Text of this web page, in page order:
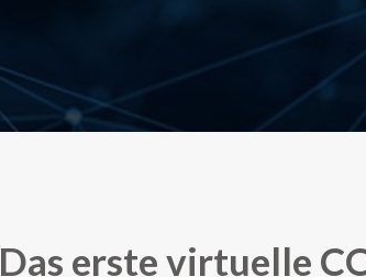
Das erste virtuelle